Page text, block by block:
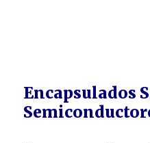
Encapsulados